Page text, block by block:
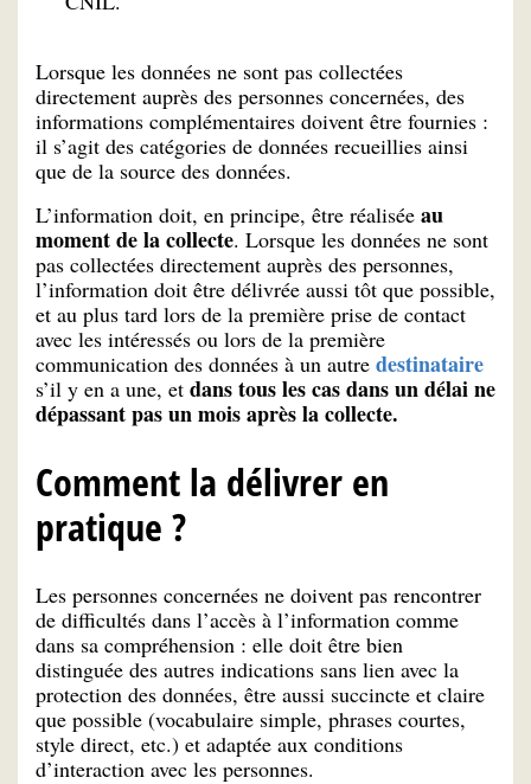
Lorsque les données ne sont pas collectées
directement auprès des personnes concernées, des
informations complémentaires doivent être fournies :
il s’agit des catégories de données recueillies ainsi
que de la source des données.
L’information doit, en principe, être réalisée au
moment de la collecte. Lorsque les données ne sont
pas collectées directement auprès des personnes,
l’information doit être délivrée aussi tôt que possible,
et au plus tard lors de la première prise de contact
avec les intéressés ou lors de la première
communication des données à un autre destinataire
s’il y en a une, et dans tous les cas dans un délai ne
dépassant pas un mois après la collecte.
Comment la délivrer en
pratique ?
Les personnes concernées ne doivent pas rencontrer
de difficultés dans l’accès à l’information comme
dans sa compréhension : elle doit être bien
distinguée des autres indications sans lien avec la
protection des données, être aussi succincte et claire
que possible (vocabulaire simple, phrases courtes,
style direct, etc.) et adaptée aux conditions
d’interaction avec les personnes.